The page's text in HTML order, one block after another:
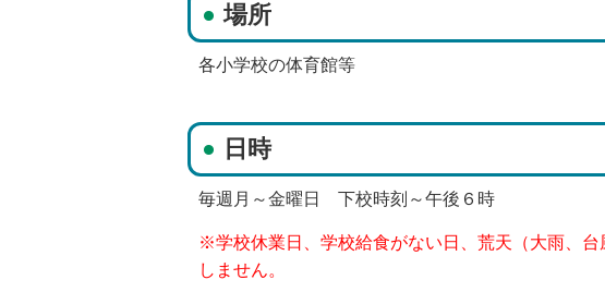
場所
各小学校の体育館等
日時
毎週月～金曜日 下校時刻～午後６時
※学校休業日、学校給食がない日、荒天（大雨、
しません。